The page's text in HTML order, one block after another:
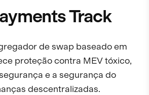
Track
de swap baseado em
proteção contra MEV tóxico,
e a segurança do
descentralizadas.